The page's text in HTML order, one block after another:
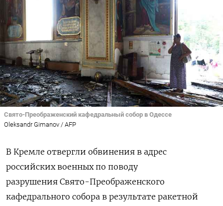
Свято-Преображенский кафедральный собор в Одессе
Oleksandr Gimanov / AFP
В Кремле отвергли обвинения в адрес
российских военных по поводу
разрушения Свято-Преображенского
кафедрального собора в результате ракетной